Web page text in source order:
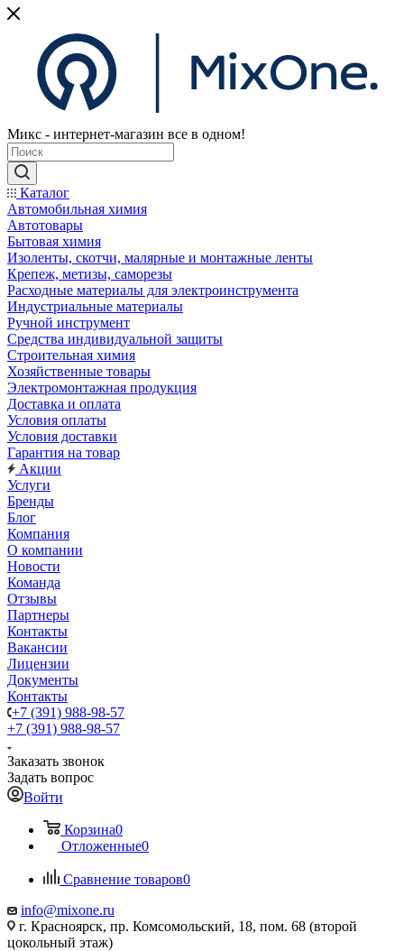
Микс - интернет-магазин все в одном!
Каталог
Автомобильная химия
Автотовары
Бытовая химия
Изоленты, скотчи, малярные и монтажные ленты
Крепеж, метизы, саморезы
Расходные материалы для электроинструмента
Индустриальные материалы
Ручной инструмент
Средства индивидуальной защиты
Строительная химия
Хозяйственные товары
Электромонтажная продукция
Доставка и оплата
Условия оплаты
Условия доставки
Гарантия на товар
Акции
Услуги
Бренды
Блог
Компания
О компании
Новости
Команда
Отзывы
Партнеры
Контакты
Вакансии
Лицензии
Документы
Контакты
+7 (391) 988-98-57
+7 (391) 988-98-57
Заказать звонок
Задать вопрос
Войти
Корзина0
Отложенные0
Сравнение товаров0
info@mixone.ru
г. Красноярск, пр. Комсомольский, 18, пом. 68 (второй
цокольный этаж)